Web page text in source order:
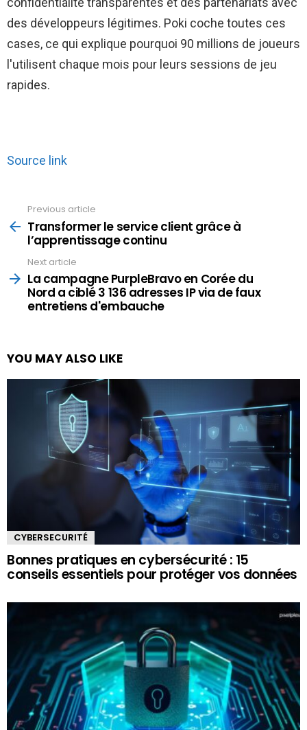
des développeurs légitimes. Poki coche toutes ces
cases, ce qui explique pourquoi 90 millions de joueurs
l'utilisent chaque mois pour leurs sessions de jeu
rapides.
Source link
more
Previous article
Transformer le service client grâce à
l’apprentissage continu
Next article
La campagne PurpleBravo en Corée du
Nord a ciblé 3 136 adresses IP via de faux
entretiens d'embauche
YOU MAY ALSO LIKE
CYBERSECURITÉ
Bonnes pratiques en cybersécurité : 15
conseils essentiels pour protéger vos données